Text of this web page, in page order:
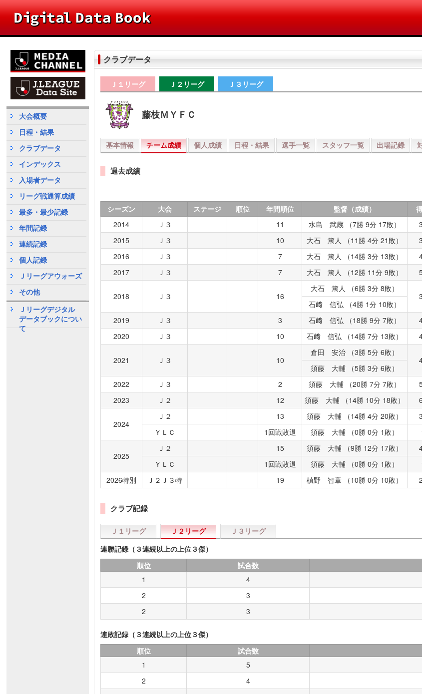
大会概要
日程・結果
クラブデータ
インデックス
入場者データ
リーグ戦通算成績
最多・最少記録
年間記録
連続記録
個人記録
Ｊリーグアウォーズ
その他
Ｊリーグデジタル
データブックについ
て
クラブデータ
Ｊ１リーグ Ｊ２リーグ Ｊ３リーグ
藤枝ＭＹＦＣ
基本情報 チーム成績 個人成績 日程・結果 選手一覧 スタッフ一覧 出場記録
過去成績
シーズン 大会 ステージ 順位 年間順位 監督（成績）
2014
Ｊ３ 11 水島 武蔵 （7勝 9分 17敗）
2015
Ｊ３ 10 大石 篤人 （11勝 4分 21敗）
2016
Ｊ３ 7 大石 篤人 （14勝 3分 13敗）
2017
Ｊ３ 7 大石 篤人 （12勝 11分 9敗）
2018 Ｊ３ 16
大石 篤人 （6勝 3分 8敗）
石﨑 信弘 （4勝 1分 10敗）
2019
Ｊ３ 3 石﨑 信弘 （18勝 9分 7敗）
2020
Ｊ３ 10 石﨑 信弘 （14勝 7分 13敗）
2021 Ｊ３ 10
倉田 安治 （3勝 5分 6敗）
須藤 大輔 （5勝 3分 6敗）
2022
Ｊ３ 2 須藤 大輔 （20勝 7分 7敗）
2023
Ｊ２ 12 須藤 大輔 （14勝 10分 18敗）
2024
Ｊ２ 13 須藤 大輔 （14勝 4分 20敗）
ＹＬＣ
1回戦敗退 須藤 大輔 （0勝 0分 1敗）
2025
Ｊ２ 15 須藤 大輔 （9勝 12分 17敗）
ＹＬＣ
1回戦敗退 須藤 大輔 （0勝 0分 1敗）
2026特別
Ｊ２Ｊ３特 19 槙野 智章 （10勝 0分 10敗）
クラブ記録
Ｊ１リーグ Ｊ２リーグ
Ｊ３リーグ
連勝記録（３連続以上の上位３傑）
順位
試合数
1
4
2
3
2
3
連敗記録（３連続以上の上位３傑）
順位
試合数
1
5
2
4